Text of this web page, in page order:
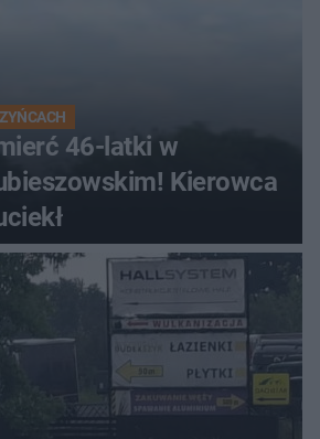
46-latki w
Kierowca